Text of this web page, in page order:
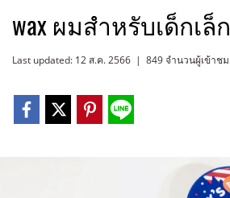
wax ผมสำหรับเด็กเล็ก
Last updated: 12 ส.ค. 2566 | 849 จำนวนผู้เข้าชม